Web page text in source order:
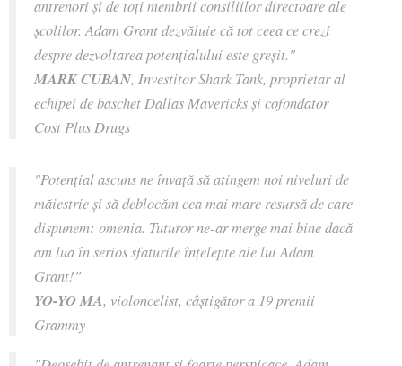
antrenori și de toți membrii consiliilor directoare ale
școlilor. Adam Grant dezvăluie că tot ceea ce crezi
despre dezvoltarea potențialului este greșit."
MARK CUBAN, Investitor Shark Tank, proprietar al
echipei de baschet Dallas Mavericks și cofondator
Cost Plus Drugs
"Potențial ascuns ne învață să atingem noi niveluri de
măiestrie și să deblocăm cea mai mare resursă de care
dispunem: omenia. Tuturor ne-ar merge mai bine dacă
am lua în serios sfaturile înțelepte ale lui Adam
Grant!"
YO-YO MA, violoncelist, câștigător a 19 premii
Grammy